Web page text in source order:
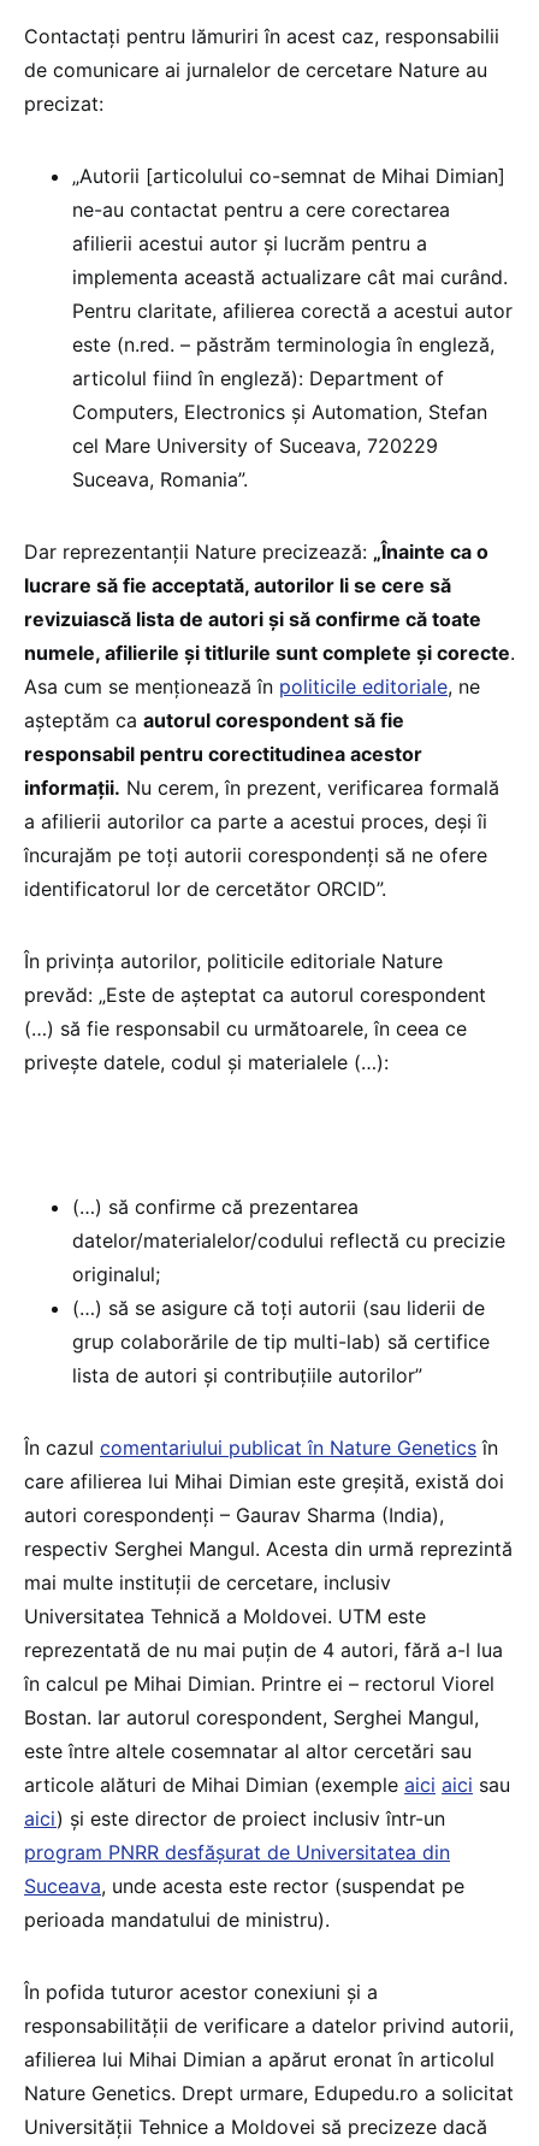
Contactați pentru lămuriri în acest caz, responsabilii
de comunicare ai jurnalelor de cercetare Nature au
precizat:
„Autorii [articolului co-semnat de Mihai Dimian]
ne-au contactat pentru a cere corectarea
afilierii acestui autor și lucrăm pentru a
implementa această actualizare cât mai curând.
Pentru claritate, afilierea corectă a acestui autor
este (n.red. – păstrăm terminologia în engleză,
articolul fiind în engleză): Department of
Computers, Electronics și Automation, Stefan
cel Mare University of Suceava, 720229
Suceava, Romania”.
Dar reprezentanții Nature precizează: „Înainte ca o
lucrare să fie acceptată, autorilor li se cere să
revizuiască lista de autori și să confirme că toate
numele, afilierile și titlurile sunt complete și corecte.
Asa cum se menționează în politicile editoriale, ne
așteptăm ca autorul corespondent să fie
responsabil pentru corectitudinea acestor
informații. Nu cerem, în prezent, verificarea formală
a afilierii autorilor ca parte a acestui proces, deși îi
încurajăm pe toți autorii corespondenți să ne ofere
identificatorul lor de cercetător ORCID”.
În privința autorilor, politicile editoriale Nature
prevăd: „Este de așteptat ca autorul corespondent
(…) să fie responsabil cu următoarele, în ceea ce
privește datele, codul și materialele (…):
(…) să confirme că prezentarea
datelor/materialelor/codului reflectă cu precizie
originalul;
(…) să se asigure că toți autorii (sau liderii de
grup colaborările de tip multi-lab) să certifice
lista de autori și contribuțiile autorilor”
În cazul comentariului publicat în Nature Genetics în
care afilierea lui Mihai Dimian este greșită, există doi
autori corespondenți – Gaurav Sharma (India),
respectiv Serghei Mangul. Acesta din urmă reprezintă
mai multe instituții de cercetare, inclusiv
Universitatea Tehnică a Moldovei. UTM este
reprezentată de nu mai puțin de 4 autori, fără a-l lua
în calcul pe Mihai Dimian. Printre ei – rectorul Viorel
Bostan. Iar autorul corespondent, Serghei Mangul,
este între altele cosemnatar al altor cercetări sau
articole alături de Mihai Dimian (exemple aici aici sau
aici) și este director de proiect inclusiv într-un
program PNRR desfășurat de Universitatea din
Suceava, unde acesta este rector (suspendat pe
perioada mandatului de ministru).
În pofida tuturor acestor conexiuni și a
responsabilității de verificare a datelor privind autorii,
afilierea lui Mihai Dimian a apărut eronat în articolul
Nature Genetics. Drept urmare, Edupedu.ro a solicitat
Universității Tehnice a Moldovei să precizeze dacă